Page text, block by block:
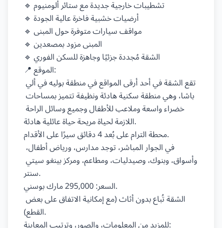
🔹 تشطيبات خارجية جديدة مع ستائر ألومنيوم
🔹 أرضيات خشبية فاخرة عالية الجودة
🔹 مواقف سيارات متوفرة حول المبنى
🔹 المبنى مزود بمصعدين
🔹 الشقة مُجددة جزئيًا وجاهزة للسكن الفوري
📍 الموقع:
اللازمة لحياة مريحة حياة عائلية هادئة.
محطة الترام على بُعد 4 دقائق سيرًا على الأقدام.
سنتر.
السعر: 295,000 مارك بوسني.
القطع).